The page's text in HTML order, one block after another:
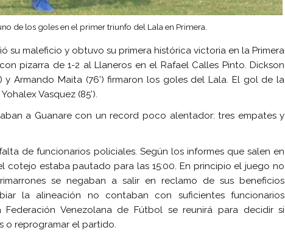
de los goles en el primer triunfo del Lala en Primera.
su maleficio y obtuvo su primera histórica victoria en la Primera
pizarra de 1-2 al Llaneros en el Rafael Calles Pinto. Dickson
y Armando Maita (76’) firmaron los goles del Lala. El gol de la
Vasquez (85’).
a Guanare con un record poco alentador: tres empates y
de funcionarios policiales. Según los informes que salen en
cotejo estaba pautado para las 15:00. En principio el juego no
se negaban a salir en reclamo de sus beneficios
la alineación no contaban con suficientes funcionarios
Venezolana de Fútbol se reunirá para decidir si
o reprogramar el partido.